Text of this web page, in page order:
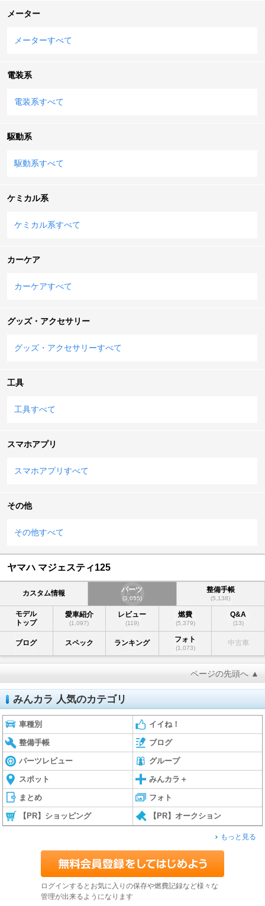
メーター
メーターすべて
電装系
電装系すべて
駆動系
駆動系すべて
ケミカル系
ケミカル系すべて
カーケア
カーケアすべて
グッズ・アクセサリー
グッズ・アクセサリーすべて
工具
工具すべて
スマホアプリ
スマホアプリすべて
その他
その他すべて
ヤマハ マジェスティ125
カスタム情報 パーツ
(3,055)
整備手帳
(5,138)
モデル
トップ
愛車紹介
(1,097)
レビュー
(119)
燃費
(5,379)
Q&A
(13)
ブログ スペック ランキング フォト
(1,073)
中古車
ページの先頭へ ▲
みんカラ 人気のカテゴリ
車種別 イイね！
整備手帳 ブログ
パーツレビュー グループ
スポット みんカラ＋
まとめ フォト
【PR】ショッピング 【PR】オークション
もっと見る
ログインするとお気に入りの保存や燃費記録など様々な
管理が出来るようになります